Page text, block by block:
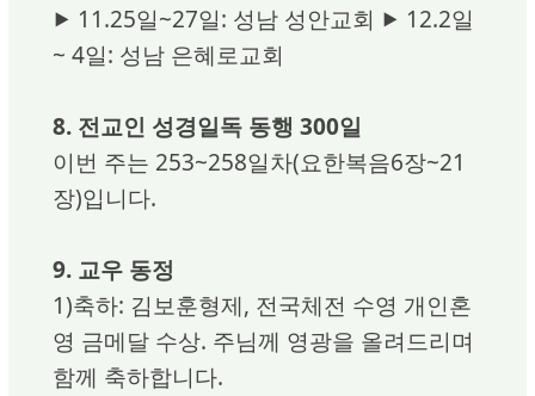
⯈ 11.25일~27일: 성남 성안교회 ⯈ 12.2일
~ 4일: 성남 은혜로교회
8. 전교인 성경일독 동행 300일
이번 주는 253~258일차(요한복음6장~21
장)입니다.
9. 교우 동정
1)축하: 김보훈형제, 전국체전 수영 개인혼
영 금메달 수상. 주님께 영광을 올려드리며
함께 축하합니다.